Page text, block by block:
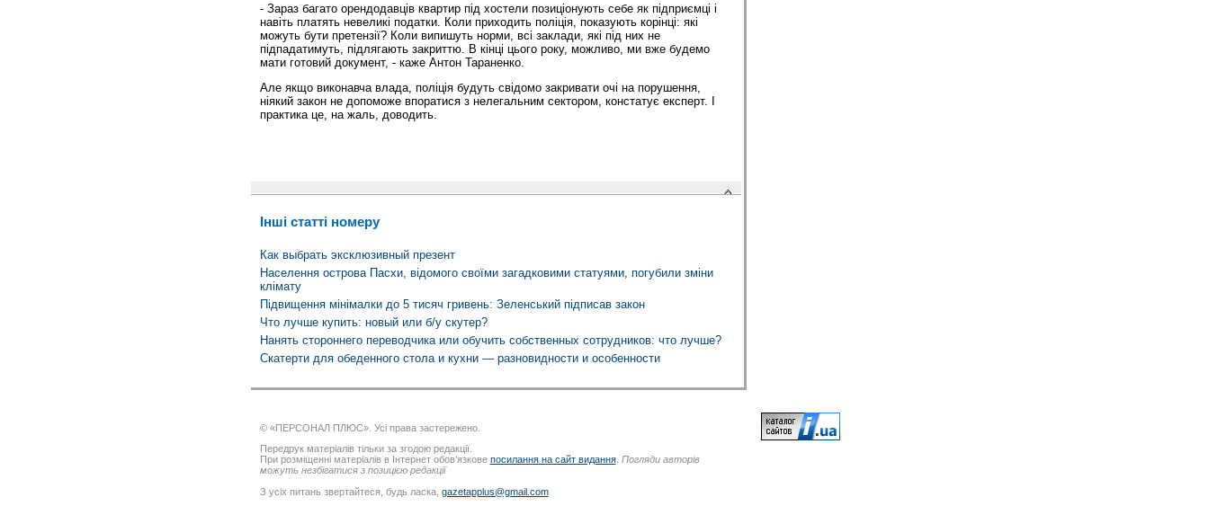
- Зараз багато орендодавців квартир під хостели позиціонують себе як підприємці і
навіть платять невеликі податки. Коли приходить поліція, показують корінці: які
можуть бути претензії? Коли випишуть норми, всі заклади, які під них не
підпадатимуть, підлягають закриттю. В кінці цього року, можливо, ми вже будемо
мати готовий документ, - каже Антон Тараненко.
Але якщо виконавча влада, поліція будуть свідомо закривати очі на порушення,
ніякий закон не допоможе впоратися з нелегальним сектором, констатує експерт. І
практика це, на жаль, доводить.
Інші статті номеру
Как выбрать эксклюзивный презент
Населення острова Пасхи, відомого своїми загадковими статуями, погубили зміни
клімату
Підвищення мінімалки до 5 тисяч гривень: Зеленський підписав закон
Что лучше купить: новый или б/у скутер?
Нанять стороннего переводчика или обучить собственных сотрудников: что лучше?
Скатерти для обеденного стола и кухни — разновидности и особенности
© «ПЕРСОНАЛ ПЛЮС». Усі права застережено.
Передрук матеріалів тільки за згодою редакції.
При розміщенні матеріалів в Інтернет обов’язкове посилання на сайт видання. Погляди авторів
можуть незбігатися з позицією редакції
З усіх питань звертайтеся, будь ласка, gazetapplus@gmail.com